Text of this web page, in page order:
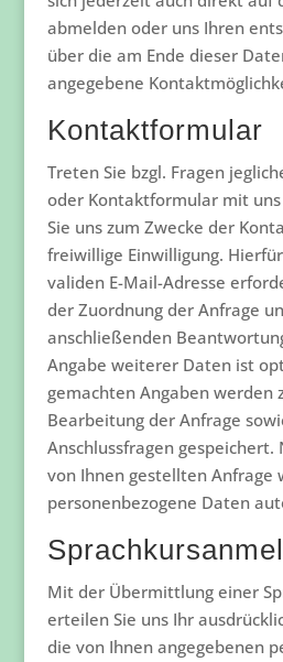
abmelden oder uns Ihren
über die am Ende dieser
angegebene
Kontaktformular
Treten Sie bzgl. Fragen
oder Kontaktformular mit
Sie uns zum Zwecke der
freiwillige Einwilligung.
validen E-Mail-Adresse
der Zuordnung der Anfrage
anschließenden
Angabe weiterer Daten ist
gemachten Angaben werden
Bearbeitung der Anfrage
Anschlussfragen gespeichert.
von Ihnen gestellten Anfrage
personenbezogene Daten
Mit der Übermittlung einer
erteilen Sie uns Ihr
die von Ihnen angegebenen